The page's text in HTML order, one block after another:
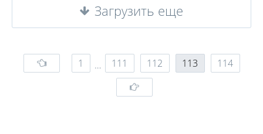
Загрузить еще
1 … 111 112 113 114